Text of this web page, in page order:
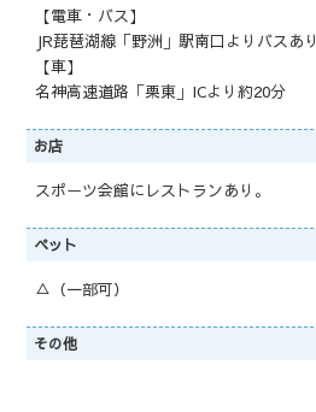
【電車・バス】
JR琵琶湖線「野洲」駅南口よりバスあり
【車】
名神高速道路「栗東」ICより約20分
お店
スポーツ会館にレストランあり。
ペット
△（一部可）
その他